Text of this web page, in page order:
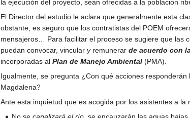
la ejecución del proyecto, sean ofrecidas a la población
El Director del estudio le aclara que generalmente esta
obstante, es seguro que los contratistas del POEM
mensajeros… Para facilitar el proceso se sugiere que las
puedan convocar, vincular yremunerar de acuerdo con
incorporadas al Plan de Manejo Ambiental (PMA).
Igualmente, se pregunta ¿Con qué acciones
Magdalena?
Ante esta inquietud que es acogida por los asistentes a